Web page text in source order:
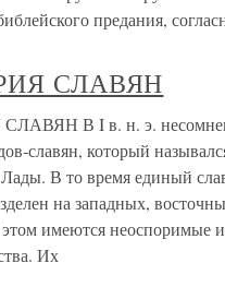
предания,
СЛАВЯН
В I в. н. э.
славян, который
В то время единый
на западных,
имеются неоспоримые
Их